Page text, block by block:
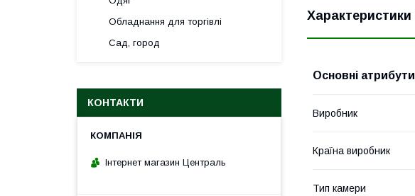
Характеристики
Основні атрибути
Виробник
Країна виробник
Тип камери
Обладнання для торгівлі
Сад, город
КОНТАКТИ
Інтернет магазин Централь